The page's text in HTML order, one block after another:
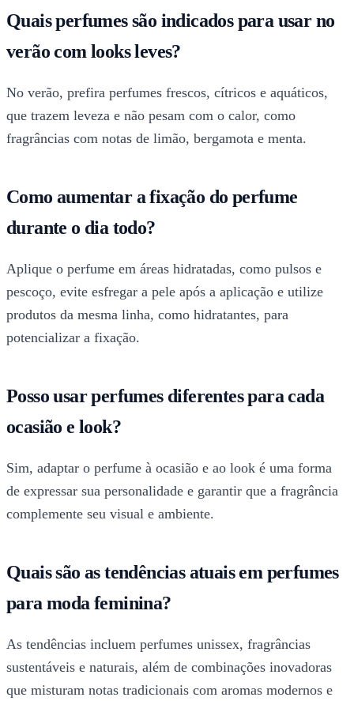
Quais perfumes são indicados para usar no
verão com looks leves?
No verão, prefira perfumes frescos, cítricos e aquáticos,
que trazem leveza e não pesam com o calor, como
fragrâncias com notas de limão, bergamota e menta.
Como aumentar a fixação do perfume
durante o dia todo?
Aplique o perfume em áreas hidratadas, como pulsos e
pescoço, evite esfregar a pele após a aplicação e utilize
produtos da mesma linha, como hidratantes, para
potencializar a fixação.
Posso usar perfumes diferentes para cada
ocasião e look?
Sim, adaptar o perfume à ocasião e ao look é uma forma
de expressar sua personalidade e garantir que a fragrância
complemente seu visual e ambiente.
Quais são as tendências atuais em perfumes
para moda feminina?
As tendências incluem perfumes unissex, fragrâncias
sustentáveis e naturais, além de combinações inovadoras
que misturam notas tradicionais com aromas modernos e